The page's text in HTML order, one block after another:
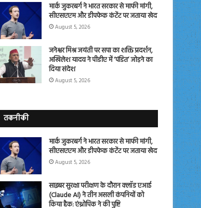
मार्क जुकरबर्ग ने भारत सरकार से माफी मांगी,
सीएसएएम और डीपफेक कंटेंट पर जताया खेद
August 5, 2026
जनेश्वर मिश्र जयंती पर सपा का शक्ति प्रदर्शन,
अखिलेश यादव ने पीडीए में ‘पंडित’ जोड़ने का
दिया संदेश
August 5, 2026
तकनीकी
मार्क जुकरबर्ग ने भारत सरकार से माफी मांगी,
सीएसएएम और डीपफेक कंटेंट पर जताया खेद
August 5, 2026
साइबर सुरक्षा परीक्षण के दौरान क्लॉड एआई
(Claude AI) ने तीन असली कंपनियों को
किया हैक: एंथ्रोपिक ने की पुष्टि